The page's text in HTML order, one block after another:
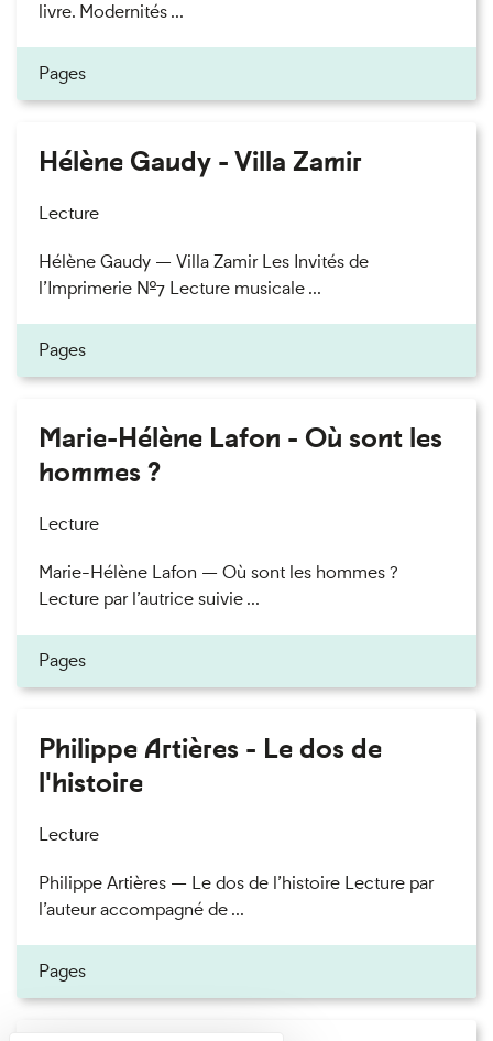
livre. Modernités ...
Pages
Hélène Gaudy - Villa Zamir
Lecture
Hélène Gaudy — Villa Zamir Les Invités de
l’Imprimerie n°7 Lecture musicale ...
Pages
Marie-Hélène Lafon - Où sont les
hommes ?
Lecture
Marie-Hélène Lafon — Où sont les hommes ?
Lecture par l’autrice suivie ...
Pages
Philippe Artières - Le dos de
l'histoire
Lecture
Philippe Artières — Le dos de l’histoire Lecture par
l’auteur accompagné de ...
Pages